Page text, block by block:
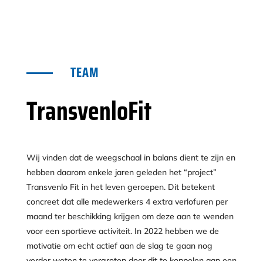
TEAM
TransvenloFit
Wij vinden dat de weegschaal in balans dient te zijn en
hebben daarom enkele jaren geleden het “project”
Transvenlo Fit in het leven geroepen. Dit betekent
concreet dat alle medewerkers 4 extra verlofuren per
maand ter beschikking krijgen om deze aan te wenden
voor een sportieve activiteit. In 2022 hebben we de
motivatie om echt actief aan de slag te gaan nog